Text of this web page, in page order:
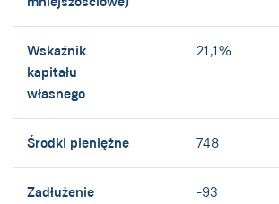
Wskaźnik
kapitału
własnego
21,1%
Środki pieniężne 748
Zadłużenie
-93